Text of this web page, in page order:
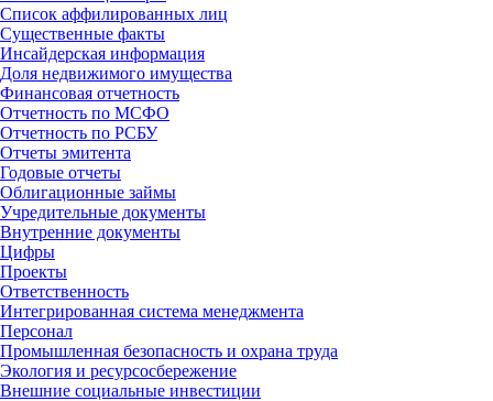
Список аффилированных лиц
Существенные факты
Инсайдерская информация
Доля недвижимого имущества
Финансовая отчетность
Отчетность по МСФО
Отчетность по РСБУ
Отчеты эмитента
Годовые отчеты
Облигационные займы
Учредительные документы
Внутренние документы
Цифры
Проекты
Ответственность
Интегрированная система менеджмента
Персонал
Промышленная безопасность и охрана труда
Экология и ресурсосбережение
Внешние социальные инвестиции